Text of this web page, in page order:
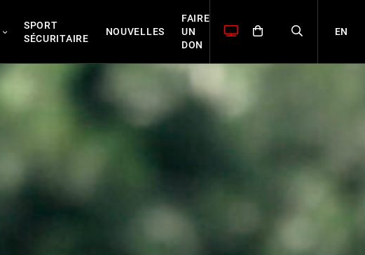
SPORT
SÉCURITAIRE
NOUVELLES
FAIRE
UN
DON
EN